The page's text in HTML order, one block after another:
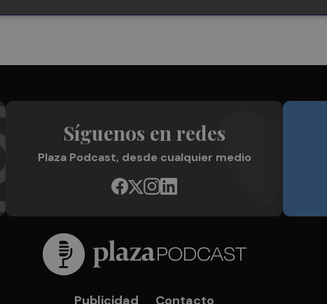
Síguenos en redes
Plaza Podcast, desde cualquier medio
Publicidad Contacto